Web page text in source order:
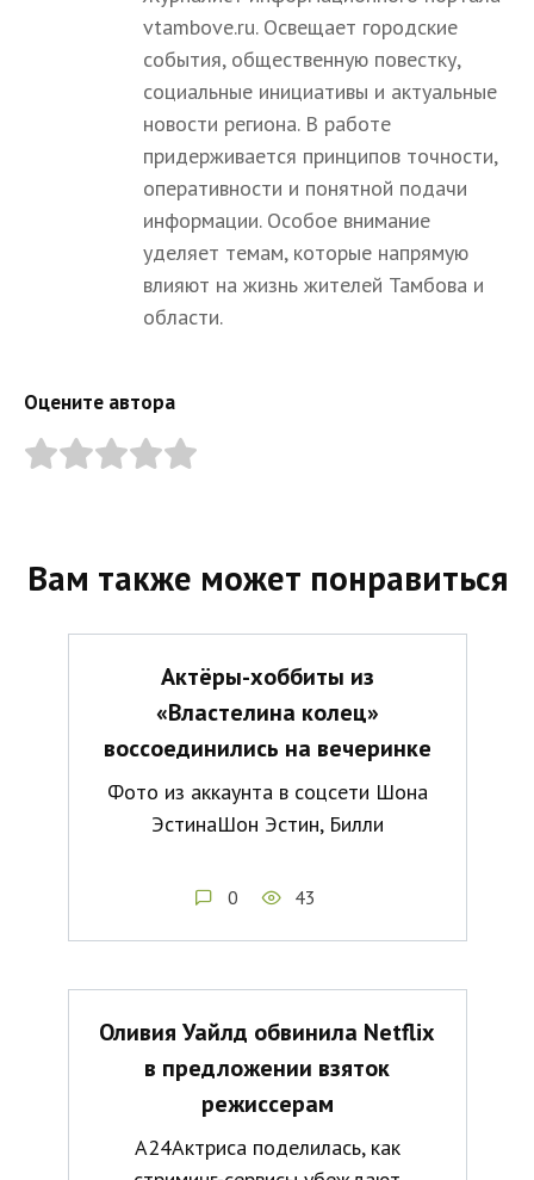
vtambove.ru. Освещает городские
события, общественную повестку,
социальные инициативы и актуальные
новости региона. В работе
придерживается принципов точности,
оперативности и понятной подачи
информации. Особое внимание
уделяет темам, которые напрямую
влияют на жизнь жителей Тамбова и
области.
Оцените автора
Вам также может понравиться
Актёры-хоббиты из
«Властелина колец»
воссоединились на вечеринке
Фото из аккаунта в соцсети Шона
ЭстинаШон Эстин, Билли
0 43
Оливия Уайлд обвинила Netflix
в предложении взяток
режиссерам
А24Актриса поделилась, как